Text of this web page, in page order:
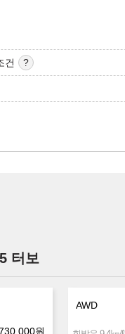
건
터보
원
AWD